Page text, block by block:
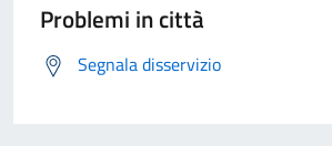
Problemi in città
Segnala disservizio